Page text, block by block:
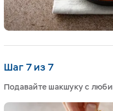
Шаг 7 из 7
Подавайте шакшуку с